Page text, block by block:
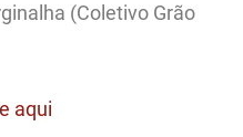
(Coletivo Grão